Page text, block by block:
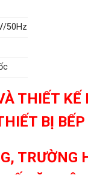
50Hz
THIẾT KẾ
BỊ
TRƯỜNG